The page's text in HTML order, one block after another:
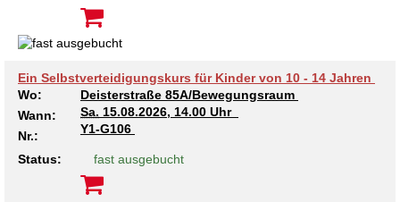
Ein Selbstverteidigungskurs für Kinder von 10 - 14 Jahren
Wo:
Deisterstraße 85A/Bewegungsraum
Wann:
Sa. 15.08.2026, 14.00 Uhr
Nr.:
Y1-G106
Status: fast ausgebucht